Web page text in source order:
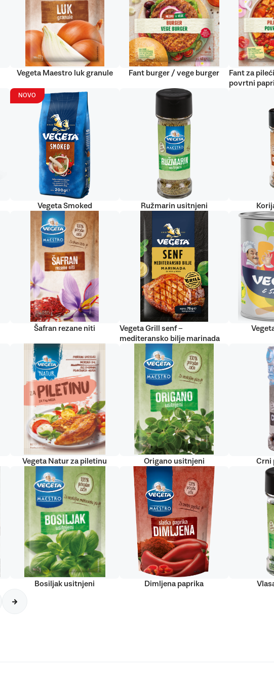
Vegeta Maestro luk granule Fant burger / vege burger
Fant za
povrtni
NOVO
Vegeta Smoked Ružmarin usitnjeni
Šafran rezane niti
Vegeta Grill senf –
mediteransko bilje marinada
Vegeta Natur za piletinu Origano usitnjeni Crni
Bosiljak usitnjeni Dimljena paprika